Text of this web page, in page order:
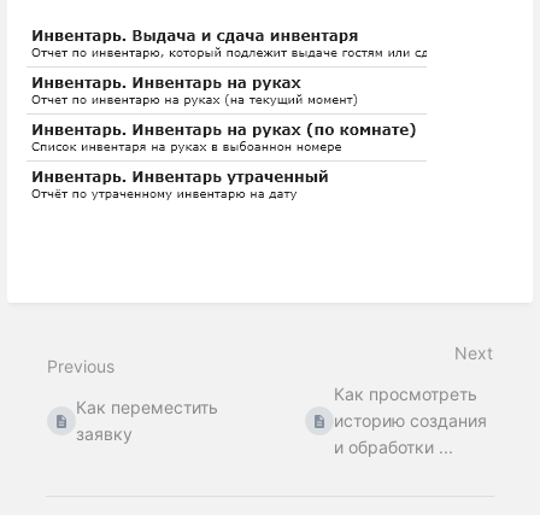
Previous
Как переместить
заявку
Next
Как просмотреть
историю создания
и обработки ...